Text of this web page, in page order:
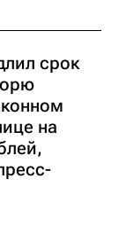
срок
на